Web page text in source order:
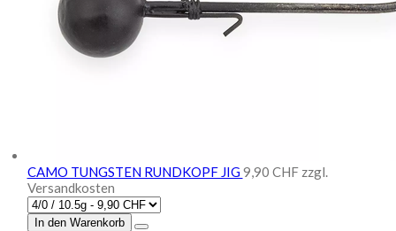
CAMO TUNGSTEN RUNDKOPF JIG9,90 CHF zzgl.
Versandkosten
In den Warenkorb